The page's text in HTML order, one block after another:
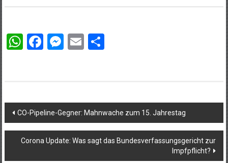
WhatsApp
Facebook
Messenger
EmailTeilen
Beitragsnavigation
CO-Pipeline-Gegner: Mahnwache zum 15. Jahrestag
Corona Update: Was sagt das Bundesverfassungsgericht zur
Impfpflicht?